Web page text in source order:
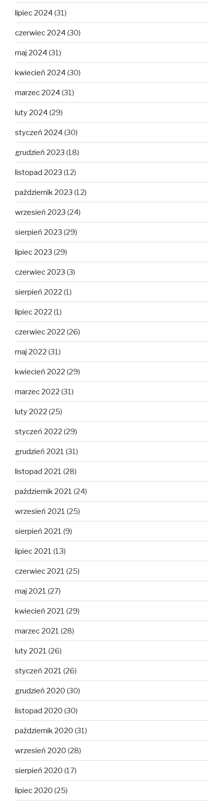
lipiec 2024 (31)
czerwiec 2024 (30)
maj 2024 (31)
kwiecień 2024 (30)
marzec 2024 (31)
luty 2024 (29)
styczeń 2024 (30)
grudzień 2023 (18)
listopad 2023 (12)
październik 2023 (12)
wrzesień 2023 (24)
sierpień 2023 (29)
lipiec 2023 (29)
czerwiec 2023 (3)
sierpień 2022 (1)
lipiec 2022 (1)
czerwiec 2022 (26)
maj 2022 (31)
kwiecień 2022 (29)
marzec 2022 (31)
luty 2022 (25)
styczeń 2022 (29)
grudzień 2021 (31)
listopad 2021 (28)
październik 2021 (24)
wrzesień 2021 (25)
sierpień 2021 (9)
lipiec 2021 (13)
czerwiec 2021 (25)
maj 2021 (27)
kwiecień 2021 (29)
marzec 2021 (28)
luty 2021 (26)
styczeń 2021 (26)
grudzień 2020 (30)
listopad 2020 (30)
październik 2020 (31)
wrzesień 2020 (28)
sierpień 2020 (17)
lipiec 2020 (25)